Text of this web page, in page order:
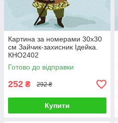
Картина за номерами 30х30
см Зайчик-захисник Ідейка.
КНО2402
Готово до відправки
252 ₴ 292 ₴
Купити